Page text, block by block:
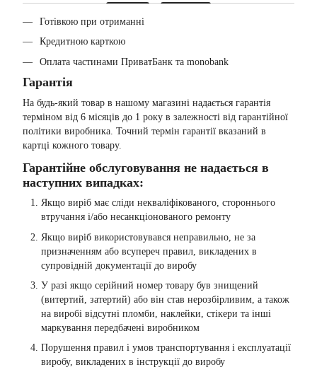
Готівкою при отриманні
Кредитною карткою
Оплата частинами ПриватБанк та monobank
Гарантія
На будь-який товар в нашому магазині надається гарантія
терміном від 6 місяців до 1 року в залежності від гарантійної
політики виробника. Точний термін гарантії вказаний в
картці кожного товару.
Гарантійне обслуговування не надається в
наступних випадках:
Якщо виріб має сліди некваліфікованого, стороннього
втручання і/або несанкціонованого ремонту
Якщо виріб використовувався неправильно, не за
призначенням або всупереч правил, викладених в
супровідній документації до виробу
У разі якщо серійний номер товару був знищений
(витертий, затертий) або він став нерозбірливим, а також
на виробі відсутні пломби, наклейки, стікери та інші
маркування передбачені виробником
Порушення правил і умов транспортування і експлуатації
виробу, викладених в інструкції до виробу